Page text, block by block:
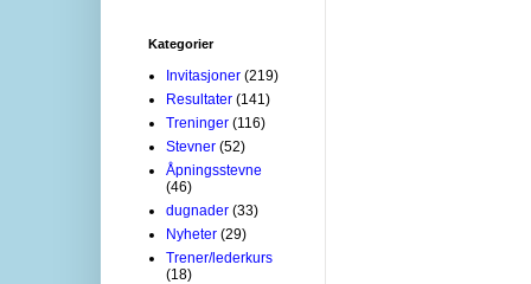
Kategorier
Invitasjoner (219)
Resultater (141)
Treninger (116)
Stevner (52)
Åpningsstevne
(46)
dugnader (33)
Nyheter (29)
Trener/lederkurs
(18)